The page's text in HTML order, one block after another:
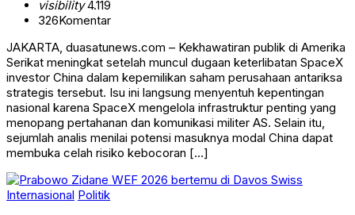
visibility4.119
326Komentar
JAKARTA, duasatunews.com – Kekhawatiran publik di Amerika
Serikat meningkat setelah muncul dugaan keterlibatan SpaceX
investor China dalam kepemilikan saham perusahaan antariksa
strategis tersebut. Isu ini langsung menyentuh kepentingan
nasional karena SpaceX mengelola infrastruktur penting yang
menopang pertahanan dan komunikasi militer AS. Selain itu,
sejumlah analis menilai potensi masuknya modal China dapat
membuka celah risiko kebocoran […]
Internasional Politik